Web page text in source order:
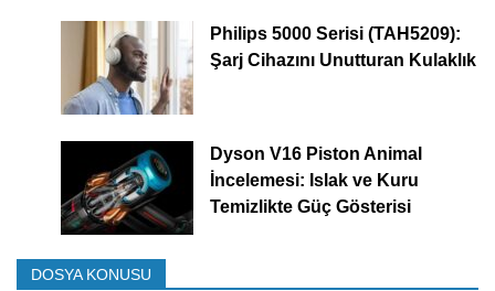
Philips 5000 Serisi (TAH5209):
Şarj Cihazını Unutturan Kulaklık
Dyson V16 Piston Animal
İncelemesi: Islak ve Kuru
Temizlikte Güç Gösterisi
DOSYA KONUSU